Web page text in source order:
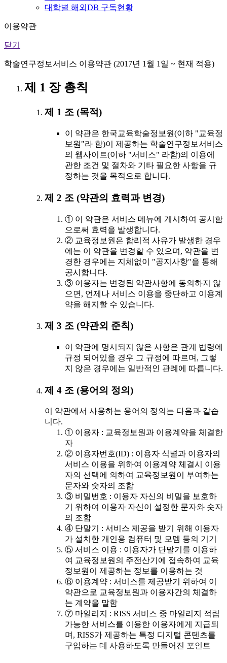
대학별 해외DB 구독현황
이용약관
닫기
학술연구정보서비스 이용약관 (2017년 1월 1일 ~ 현재 적용)
제 1 장 총칙
제 1 조 (목적)
이 약관은 한국교육학술정보원(이하 "교육정
보원"라 함)이 제공하는 학술연구정보서비스
의 웹사이트(이하 "서비스" 라함)의 이용에
관한 조건 및 절차와 기타 필요한 사항을 규
정하는 것을 목적으로 합니다.
제 2 조 (약관의 효력과 변경)
① 이 약관은 서비스 메뉴에 게시하여 공시함
으로써 효력을 발생합니다.
② 교육정보원은 합리적 사유가 발생한 경우
에는 이 약관을 변경할 수 있으며, 약관을 변
경한 경우에는 지체없이 "공지사항"을 통해
공시합니다.
③ 이용자는 변경된 약관사항에 동의하지 않
으면, 언제나 서비스 이용을 중단하고 이용계
약을 해지할 수 있습니다.
제 3 조 (약관외 준칙)
이 약관에 명시되지 않은 사항은 관계 법령에
규정 되어있을 경우 그 규정에 따르며, 그렇
지 않은 경우에는 일반적인 관례에 따릅니다.
제 4 조 (용어의 정의)
이 약관에서 사용하는 용어의 정의는 다음과 같습
니다.
① 이용자 : 교육정보원과 이용계약을 체결한
자
② 이용자번호(ID) : 이용자 식별과 이용자의
서비스 이용을 위하여 이용계약 체결시 이용
자의 선택에 의하여 교육정보원이 부여하는
문자와 숫자의 조합
③ 비밀번호 : 이용자 자신의 비밀을 보호하
기 위하여 이용자 자신이 설정한 문자와 숫자
의 조합
④ 단말기 : 서비스 제공을 받기 위해 이용자
가 설치한 개인용 컴퓨터 및 모뎀 등의 기기
⑤ 서비스 이용 : 이용자가 단말기를 이용하
여 교육정보원의 주전산기에 접속하여 교육
정보원이 제공하는 정보를 이용하는 것
⑥ 이용계약 : 서비스를 제공받기 위하여 이
약관으로 교육정보원과 이용자간의 체결하
는 계약을 말함
⑦ 마일리지 : RISS 서비스 중 마일리지 적립
가능한 서비스를 이용한 이용자에게 지급되
며, RISS가 제공하는 특정 디지털 콘텐츠를
구입하는 데 사용하도록 만들어진 포인트